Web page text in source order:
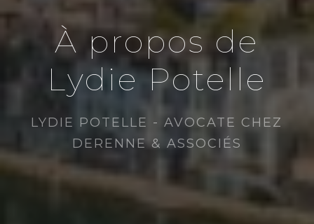
À propos de
Lydie Potelle
LYDIE POTELLE - AVOCATE CHEZ
DERENNE & ASSOCIÉS